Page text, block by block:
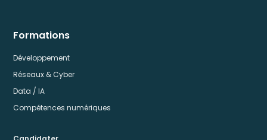
Formations
Développement
Réseaux & Cyber
Data / IA
Compétences numériques